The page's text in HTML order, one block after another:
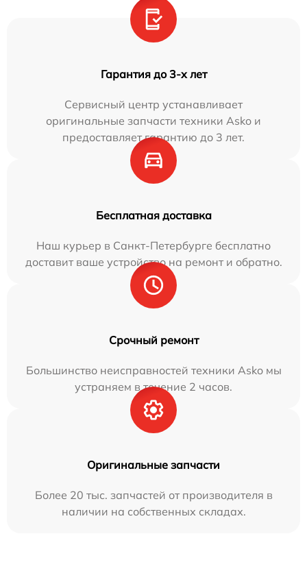
Гарантия до 3-х лет
Сервисный центр устанавливает
оригинальные запчасти техники Asko и
предоставляет гарантию до 3 лет.
Бесплатная доставка
Наш курьер в Санкт-Петербурге бесплатно
доставит ваше устройство на ремонт и обратно.
Срочный ремонт
Большинство неисправностей техники Asko мы
устраняем в течение 2 часов.
Оригинальные запчасти
Более 20 тыс. запчастей от производителя в
наличии на собственных складах.